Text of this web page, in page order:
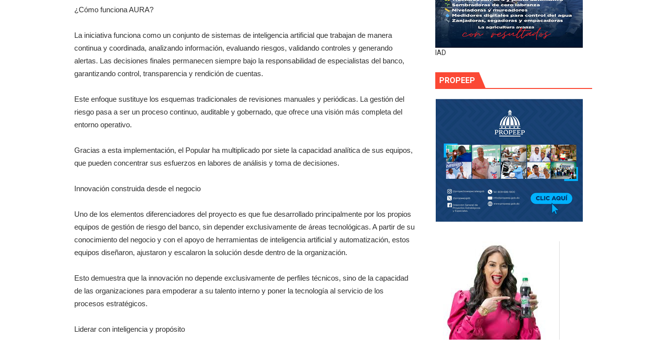
¿Cómo funciona AURA?
La iniciativa funciona como un conjunto de sistemas de inteligencia artificial que trabajan de manera
continua y coordinada, analizando información, evaluando riesgos, validando controles y generando
alertas. Las decisiones finales permanecen siempre bajo la responsabilidad de especialistas del banco,
garantizando control, transparencia y rendición de cuentas.
Este enfoque sustituye los esquemas tradicionales de revisiones manuales y periódicas. La gestión del
riesgo pasa a ser un proceso continuo, auditable y gobernado, que ofrece una visión más completa del
entorno operativo.
Gracias a esta implementación, el Popular ha multiplicado por siete la capacidad analítica de sus equipos,
que pueden concentrar sus esfuerzos en labores de análisis y toma de decisiones.
Innovación construida desde el negocio
Uno de los elementos diferenciadores del proyecto es que fue desarrollado principalmente por los propios
equipos de gestión de riesgo del banco, sin depender exclusivamente de áreas tecnológicas. A partir de su
conocimiento del negocio y con el apoyo de herramientas de inteligencia artificial y automatización, estos
equipos diseñaron, ajustaron y escalaron la solución desde dentro de la organización.
Esto demuestra que la innovación no depende exclusivamente de perfiles técnicos, sino de la capacidad
de las organizaciones para empoderar a su talento interno y poner la tecnología al servicio de los
procesos estratégicos.
Liderar con inteligencia y propósito
IAD
PROPEEP